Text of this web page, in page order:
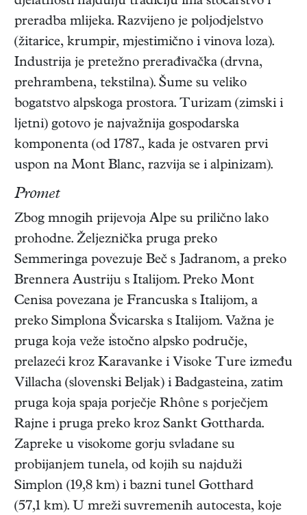
preradba mlijeka. Razvijeno je poljodjelstvo
(žitarice, krumpir, mjestimično i vinova loza).
Industrija je pretežno prerađivačka (drvna,
prehrambena, tekstilna). Šume su veliko
bogatstvo alpskoga prostora. Turizam (zimski i
ljetni) gotovo je najvažnija gospodarska
komponenta (od 1787., kada je ostvaren prvi
uspon na Mont Blanc, razvija se i alpinizam).
Promet
Zbog mnogih prijevoja Alpe su prilično lako
prohodne. Željeznička pruga preko
Semmeringa povezuje Beč s Jadranom, a preko
Brennera Austriju s Italijom. Preko Mont
Cenisa povezana je Francuska s Italijom, a
preko Simplona Švicarska s Italijom. Važna je
pruga koja veže istočno alpsko područje,
prelazeći kroz Karavanke i Visoke Ture između
Villacha (slovenski Beljak) i Badgasteina, zatim
pruga koja spaja porječje Rhône s porječjem
Rajne i pruga preko kroz Sankt Gottharda.
Zapreke u visokome gorju svladane su
probijanjem tunela, od kojih su najduži
Simplon (19,8 km) i bazni tunel Gotthard
(57,1 km). U mreži suvremenih autocesta, koje